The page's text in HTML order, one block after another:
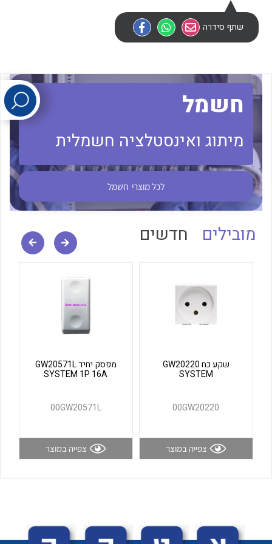
לכל מוצרי היצרן
לכל מוצרי היצרן לכל מוצרי היצרן
שתף סידרה
חשמל
מיתוג ואינסטלציה חשמלית
לכל מוצרי חשמל
מובילים חדשים
שקע כח GW20220
SYSTEM
00GW20220
צפייה במוצר
מפסק יחיד GW20571L
SYSTEM 1P 16A
00GW20571L
צפייה במוצר